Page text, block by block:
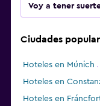
Voy a tener
Ciudades
Hoteles en Múnich
Hoteles en
Hoteles en